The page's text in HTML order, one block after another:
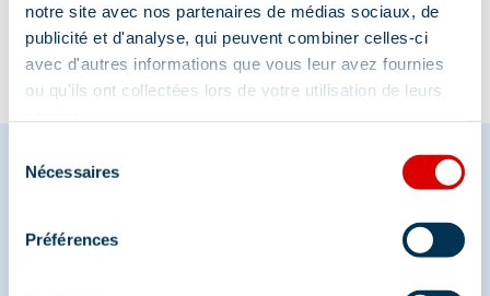
notre site avec nos partenaires de médias sociaux, de
publicité et d'analyse, qui peuvent combiner celles-ci
avec d'autres informations que vous leur avez fournies
ou qu'ils ont collectées lors de votre utilisation de leurs
Nécessaires
Préférences
Share your moments in